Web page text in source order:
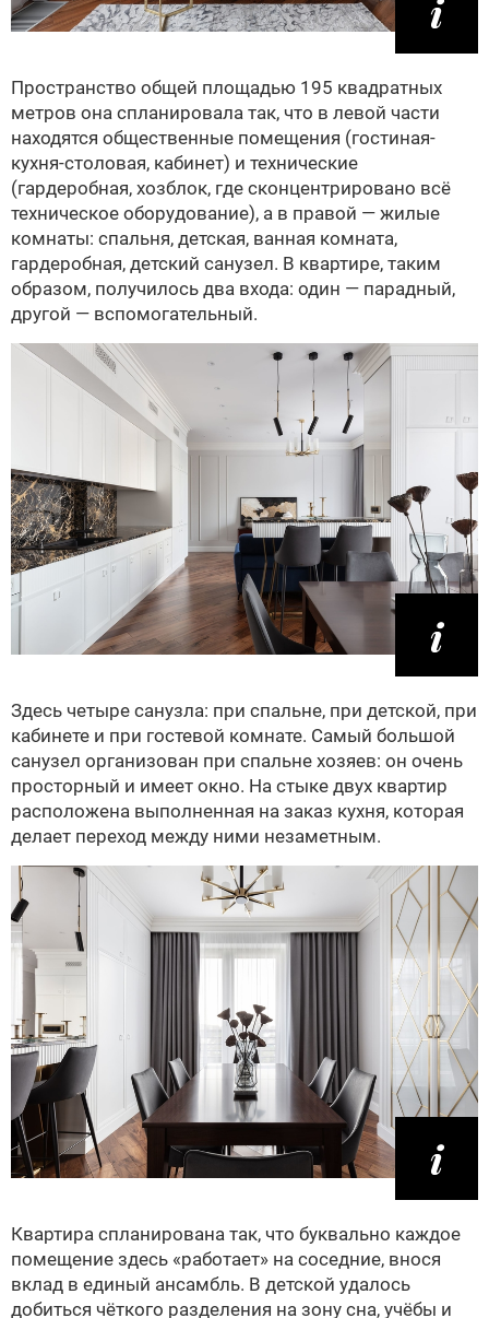
Пространство общей площадью 195 квадратных
метров она спланировала так, что в левой части
находятся общественные помещения (гостиная-
кухня-столовая, кабинет) и технические
(гардеробная, хозблок, где сконцентрировано всё
техническое оборудование), а в правой — жилые
комнаты: спальня, детская, ванная комната,
гардеробная, детский санузел. В квартире, таким
образом, получилось два входа: один — парадный,
другой — вспомогательный.
Здесь четыре санузла: при спальне, при детской, при
кабинете и при гостевой комнате. Самый большой
санузел организован при спальне хозяев: он очень
просторный и имеет окно. На стыке двух квартир
расположена выполненная на заказ кухня, которая
делает переход между ними незаметным.
Квартира спланирована так, что буквально каждое
помещение здесь «работает» на соседние, внося
вклад в единый ансамбль. В детской удалось
добиться чёткого разделения на зону сна, учёбы и